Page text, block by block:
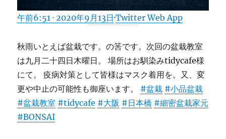
午前6:51 · 2020年9月13日·Twitter Web App
秋雨いとえば盆栽です。の筈です。次回の盆栽教室
は九月二十四日木曜日。 場所はお馴染みtidycafe様
にて。 疫病対策として皆様はマスク着用を。又、変
更や中止の可能性も御座います。 #盆栽 #小品盆栽
#盆栽教室 #tidycafe #大阪 #日本橋 #細密盆栽家元
#BONSAI